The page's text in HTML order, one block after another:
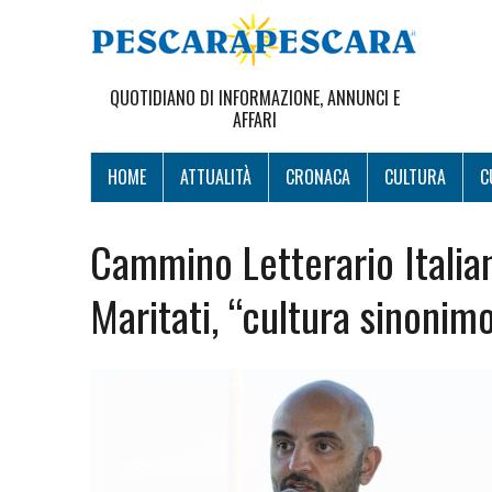
QUOTIDIANO DI INFORMAZIONE, ANNUNCI E
AFFARI
HOME ATTUALITÀ CRONACA CULTURA
Cammino Letterario
Maritati, “cultura